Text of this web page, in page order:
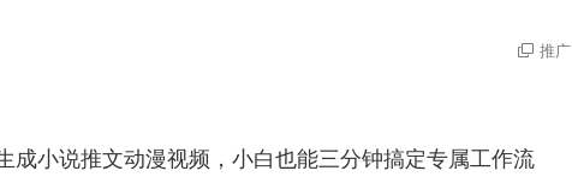
推广
成小说推文动漫视频，小白也能三分钟搞定专属工作流